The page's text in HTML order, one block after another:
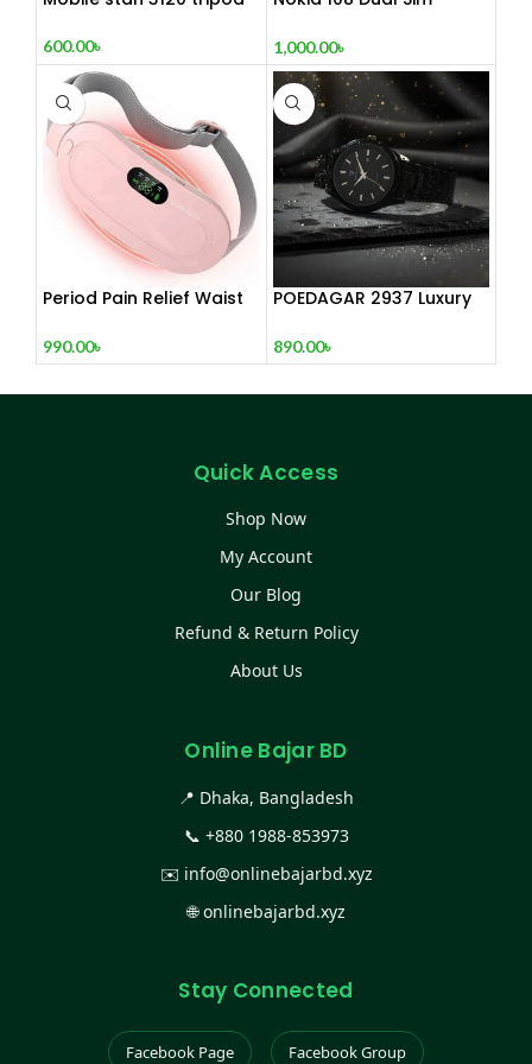
600.00৳ 1,000.00৳
Period Pain Relief Waist
990.00৳
POEDAGAR 2937 Luxury
890.00৳
Quick Access
Shop Now
My Account
Our Blog
Refund & Return Policy
About Us
Online Bajar BD
📍 Dhaka, Bangladesh
📞 +880 1988-853973
✉️ info@onlinebajarbd.xyz
🌐onlinebajarbd.xyz
Stay Connected
Facebook Page Facebook Group